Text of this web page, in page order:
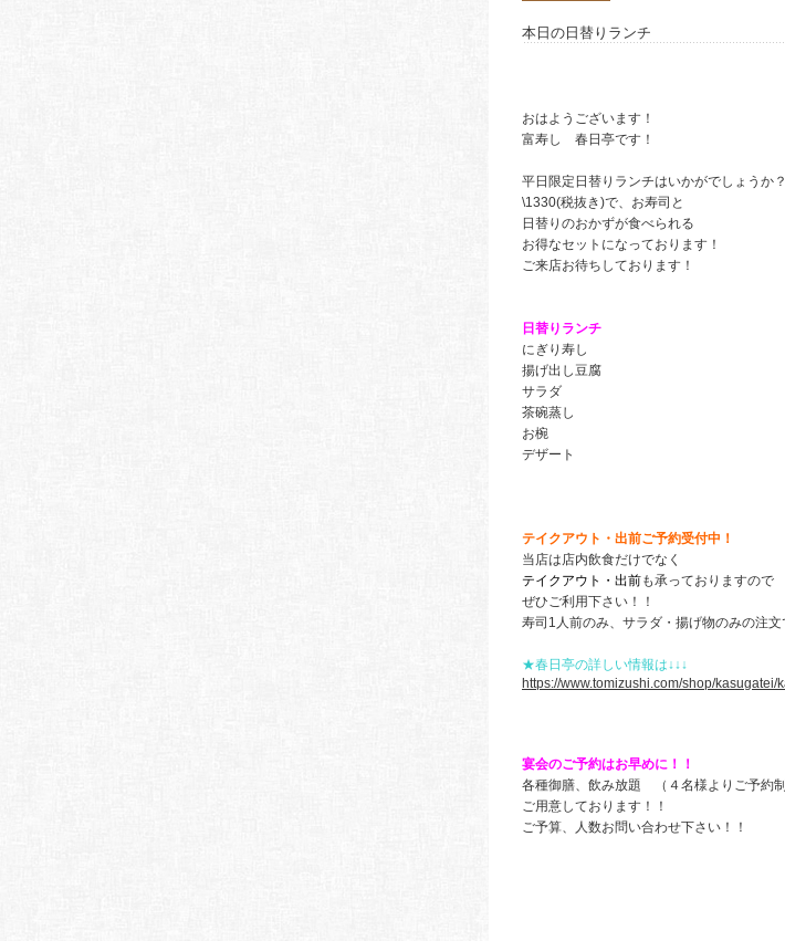
本日の日替りランチ
おはようございます！
富寿し 春日亭です！
平日限定日替りランチはいかがでしょうか？
\1330(税抜き)で、お寿司と
日替りのおかずが食べられる
お得なセットになっております！
ご来店お待ちしております！
日替りランチ
にぎり寿し
揚げ出し豆腐
サラダ
茶碗蒸し
お椀
デザート
テイクアウト・出前ご予約受付中！
当店は店内飲食だけでなく
テイクアウト・出前も承っておりますので
ぜひご利用下さい！！
寿司1人前のみ、サラダ・揚げ物のみの注文
★春日亭の詳しい情報は↓↓↓
https://www.tomizushi.com/shop/kasugatei/
宴会のご予約はお早めに！！
各種御膳、飲み放題 （４名様よりご予約
ご用意しております！！
ご予算、人数お問い合わせ下さい！！